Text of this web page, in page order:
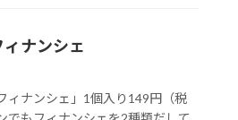
ナンシェ
ィナンシェ」1個入り149円（税